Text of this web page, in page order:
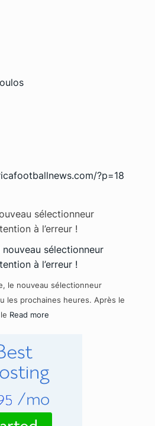
?p=18
sélectionneur
à l’erreur !
le nouveau sélectionneur
les prochaines heures. Après le
Read more